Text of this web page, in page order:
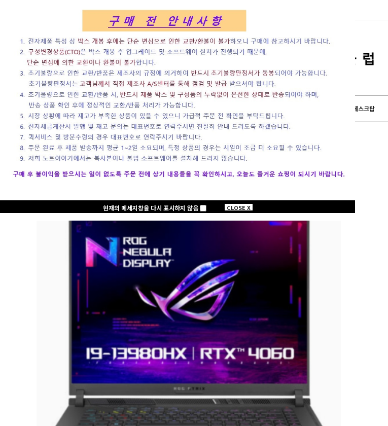
회원가입 주문하기 마이페이지
노트클럽(NoteClub) 쇼핑몰이 오...
노트클럽 2025년도 설 연휴 및 배송...
데스크탑
현재의 메세지창을 다시 표시하지 않음 CLOSE X